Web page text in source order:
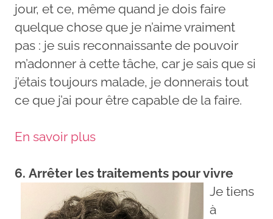
jour, et ce, même quand je dois faire
quelque chose que je n’aime vraiment
pas : je suis reconnaissante de pouvoir
m’adonner à cette tâche, car je sais que si
j’étais toujours malade, je donnerais tout
ce que j’ai pour être capable de la faire.
En savoir plus
6. Arrêter les traitements pour vivre
Je tiens
à